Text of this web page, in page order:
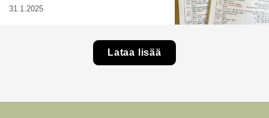
31.1.2025
Lataa lisää